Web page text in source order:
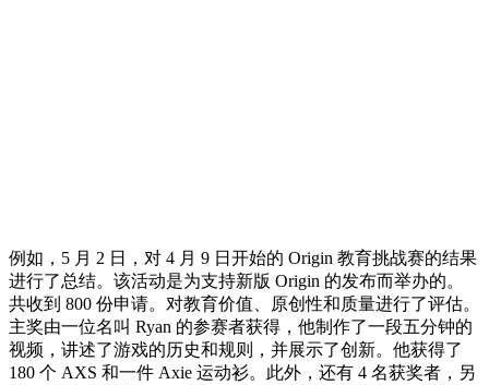
例如，5 月 2 日，对 4 月 9 日开始的 Origin 教育挑战赛的结果
进行了总结。该活动是为支持新版 Origin 的发布而举办的。
共收到 800 份申请。对教育价值、原创性和质量进行了评估。
主奖由一位名叫 Ryan 的参赛者获得，他制作了一段五分钟的
视频，讲述了游戏的历史和规则，并展示了创新。他获得了
180 个 AXS 和一件 Axie 运动衫。此外，还有 4 名获奖者，另